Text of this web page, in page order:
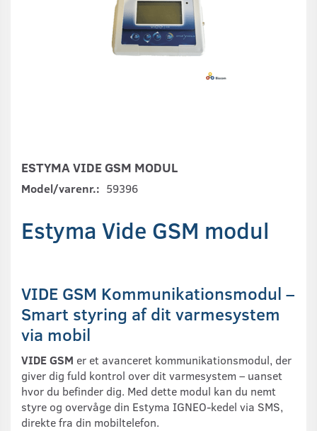
ESTYMA VIDE GSM MODUL
Model/varenr.: 59396
Estyma Vide GSM modul
VIDE GSM Kommunikationsmodul –
Smart styring af dit varmesystem
via mobil
VIDE GSM er et avanceret kommunikationsmodul, der
giver dig fuld kontrol over dit varmesystem – uanset
hvor du befinder dig. Med dette modul kan du nemt
styre og overvåge din Estyma IGNEO-kedel via SMS,
direkte fra din mobiltelefon.